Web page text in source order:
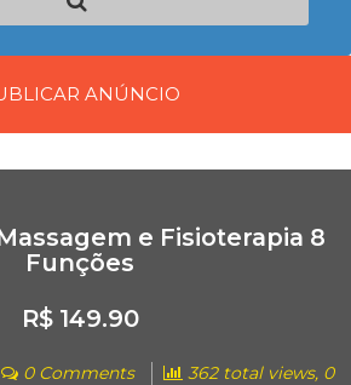
ANÚNCIO
e Fisioterapia 8
Funções
R$ 149.90
0 Comments
362 total views, 0